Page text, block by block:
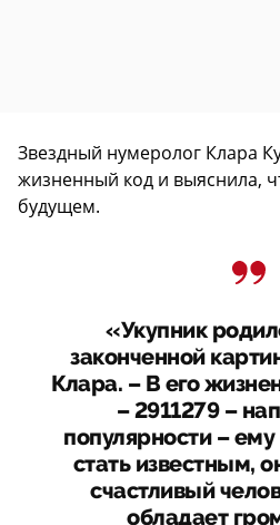
Звездный нумеролог Клара
жизненный код и выяснила,
будущем.
«Укупник
законченной
Клара. – В его
– 2911279 –
популярности –
стать известным,
счастливый
обладает